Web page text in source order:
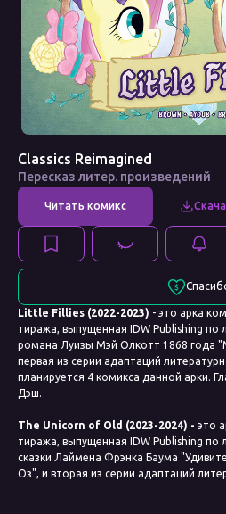
Classics Reimagined
Пересказ литер. произведений
Little Fillies (2022-2023) - это арка
тиража, выпущенная IDW Publishing по
романа Луизы Мэй Олкотт 1868 года
первая из серии адаптаций
планируется 4 комикса данной арки.
Дэш.
The Unicorn of Old (2023-2024) - это
тиража, выпущенная IDW Publishing по
сказки Лаймена Фрэнка Баума
Оз", и вторая из серии адаптаций